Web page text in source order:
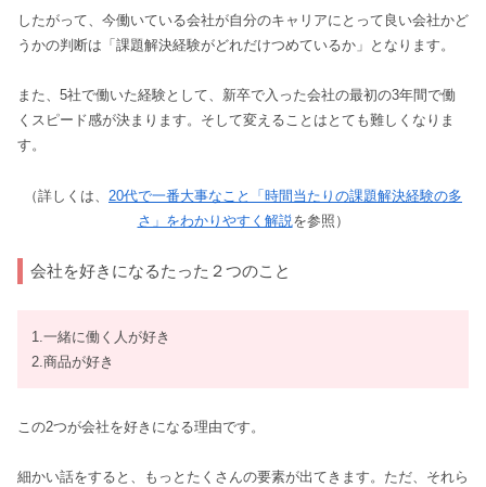
したがって、今働いている会社が自分のキャリアにとって良い会社かど
うかの判断は「課題解決経験がどれだけつめているか」となります。
また、5社で働いた経験として、新卒で入った会社の最初の3年間で働
くスピード感が決まります。そして変えることはとても難しくなりま
す。
（詳しくは、 20代で一番大事なこと「時間当たりの課題解決経験の多
さ」をわかりやすく解説 を参照）
会社を好きになるたった２つのこと
1.一緒に働く人が好き
2.商品が好き
この2つが会社を好きになる理由です。
細かい話をすると、もっとたくさんの要素が出てきます。ただ、それら